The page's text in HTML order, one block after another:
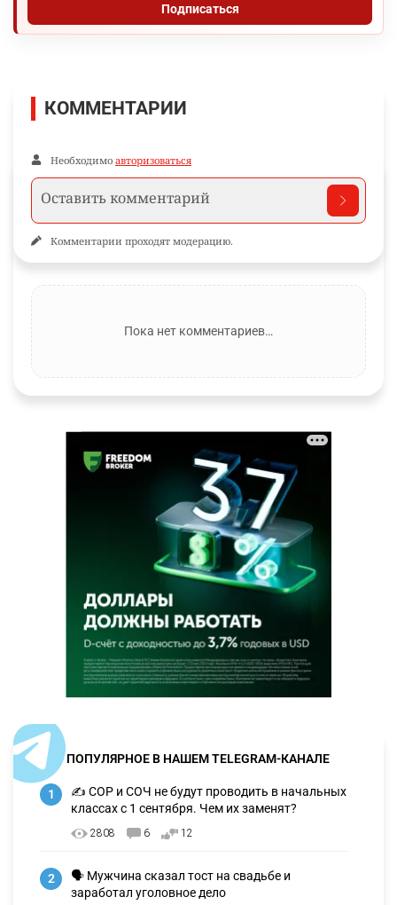
Подписаться
КОММЕНТАРИИ
Необходимо авторизоваться
Комментарии проходят модерацию.
Пока нет комментариев…
ПОПУЛЯРНОЕ В НАШЕМ TELEGRAM-КАНАЛЕ
1
✍️ СОР и СОЧ не будут проводить в начальных
классах с 1 сентября. Чем их заменят?
2808 6 12
2
🗣 Мужчина сказал тост на свадьбе и
заработал уголовное дело